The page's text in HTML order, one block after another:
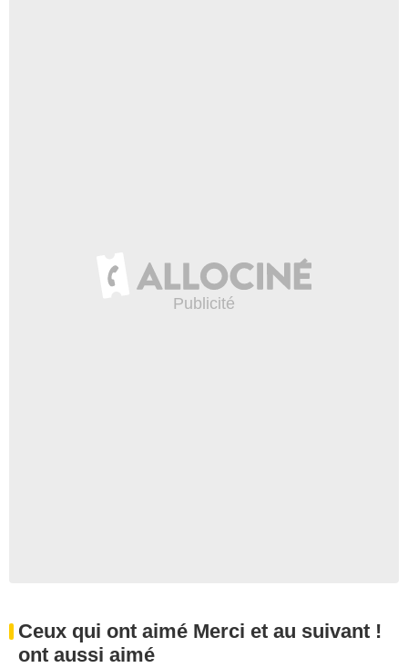
Ceux qui ont aimé Merci et au suivant !
ont aussi aimé